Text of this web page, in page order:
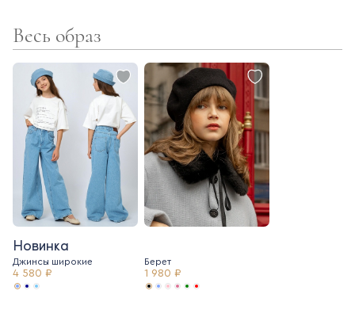
Весь образ
Новинка
Джинсы широкие
4 580 ₽
Берет
1 980 ₽